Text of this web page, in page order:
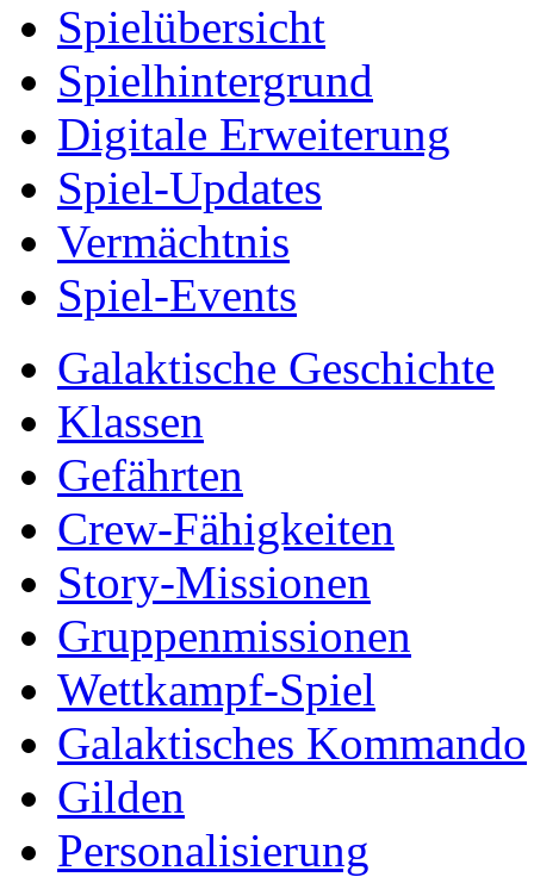
Spielübersicht
Spielhintergrund
Digitale Erweiterung
Spiel-Updates
Vermächtnis
Spiel-Events
Galaktische Geschichte
Klassen
Gefährten
Crew-Fähigkeiten
Story-Missionen
Gruppenmissionen
Wettkampf-Spiel
Galaktisches Kommando
Gilden
Personalisierung